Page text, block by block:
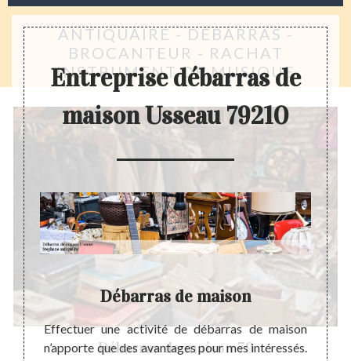
ANTIQUAIRE - DÉBARRAS -
BROCANTEUR - RACHAT
INSTRUMENT DE MUSIQUE
Débarras de maison 79
Entreprise débarras de
maison Usseau 79210
de
les
Débarras de maison
Effectuer une activité de débarras de maison
n’apporte que des avantages pour mes intéressés.
La
peut